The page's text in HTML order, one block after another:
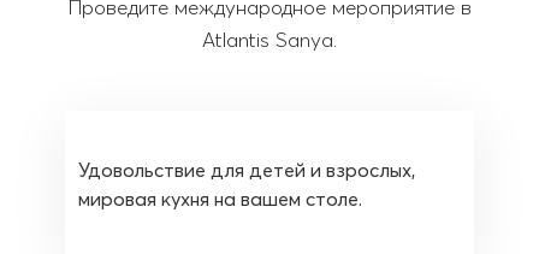
Проведите международное мероприятие в
Atlantis Sanya.
Удовольствие для детей и взрослых,
мировая кухня на вашем столе.